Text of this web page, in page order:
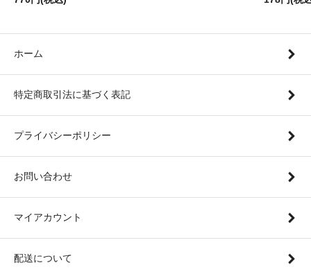
ホーム
特定商取引法に基づく表記
プライバシーポリシー
お問い合わせ
マイアカウント
配送について